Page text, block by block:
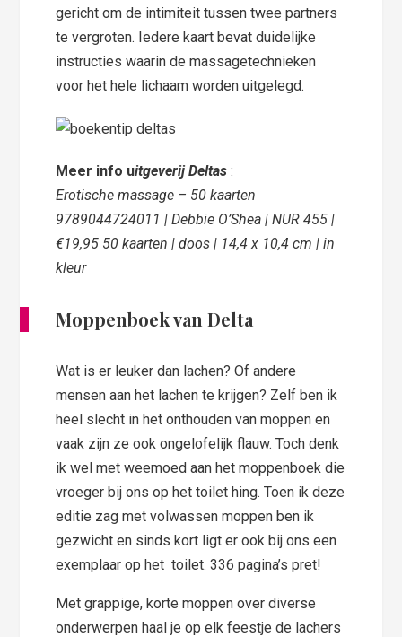
gericht om de intimiteit tussen twee partners
te vergroten. Iedere kaart bevat duidelijke
instructies waarin de massagetechnieken
voor het hele lichaam worden uitgelegd.
Meer info uitgeverij Deltas:
Erotische massage – 50 kaarten
9789044724011 | Debbie O’Shea | NUR 455 |
€19,95 50 kaarten | doos | 14,4 x 10,4 cm | in
kleur
Moppenboek van Delta
Wat is er leuker dan lachen? Of andere
mensen aan het lachen te krijgen? Zelf ben ik
heel slecht in het onthouden van moppen en
vaak zijn ze ook ongelofelijk flauw. Toch denk
ik wel met weemoed aan het moppenboek die
vroeger bij ons op het toilet hing. Toen ik deze
editie zag met volwassen moppen ben ik
gezwicht en sinds kort ligt er ook bij ons een
exemplaar op het toilet. 336 pagina’s pret!
Met grappige, korte moppen over diverse
onderwerpen haal je op elk feestje de lachers